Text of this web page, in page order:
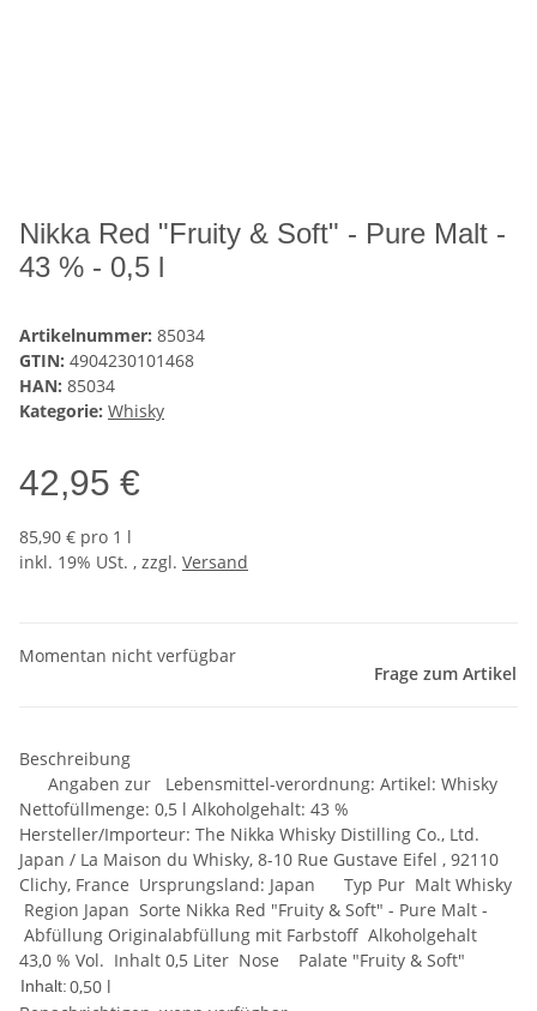
Nikka Red "Fruity & Soft" - Pure Malt -
43 % - 0,5 l
Artikelnummer: 85034
GTIN: 4904230101468
HAN: 85034
Kategorie: Whisky
42,95 €
85,90 € pro 1 l
inkl. 19% USt. , zzgl. Versand
Momentan nicht verfügbar
Frage zum Artikel
Beschreibung
Angaben zur Lebensmittel-verordnung: Artikel: Whisky
Nettofüllmenge: 0,5 l Alkoholgehalt: 43 %
Hersteller/Importeur: The Nikka Whisky Distilling Co., Ltd.
Japan / La Maison du Whisky, 8-10 Rue Gustave Eifel , 92110
Clichy, France Ursprungsland: Japan Typ Pur Malt Whisky
Region Japan Sorte Nikka Red "Fruity & Soft" - Pure Malt -
Abfüllung Originalabfüllung mit Farbstoff Alkoholgehalt
43,0 % Vol. Inhalt 0,5 Liter Nose Palate "Fruity & Soft"
Inhalt:0,50 l